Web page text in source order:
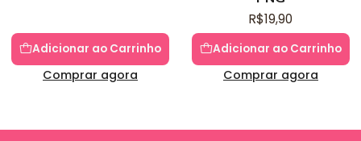
Adicionar ao Carrinho
Comprar agora
R$19,90
Adicionar ao Carrinho
Comprar agora